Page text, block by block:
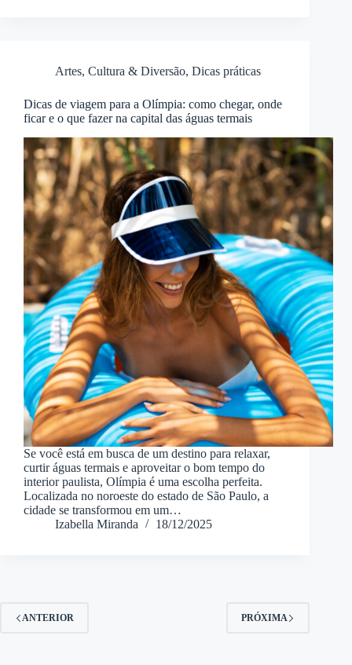
Artes, Cultura & Diversão, Dicas práticas
Dicas de viagem para a Olímpia: como chegar, onde
ficar e o que fazer na capital das águas termais
Se você está em busca de um destino para relaxar,
curtir águas termais e aproveitar o bom tempo do
interior paulista, Olímpia é uma escolha perfeita.
Localizada no noroeste do estado de São Paulo, a
cidade se transformou em um…
Izabella Miranda
18/12/2025
ANTERIOR PRÓXIMA